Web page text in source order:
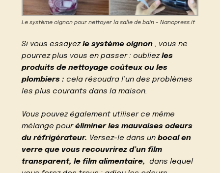
Le système oignon pour nettoyer la salle de bain – Nanopress.it
Si vous essayezle système oignon , vous ne
pourrez plus vous en passer : oubliezles
produits de nettoyage coûteux ou les
plombiers : cela résoudra l’un des problèmes
les plus courants dans la maison.
Vous pouvez également utiliser ce même
mélange pouréliminer les mauvaises odeurs
du réfrigérateur. Versez-le dans unbocal en
verre que vous recouvrirez d’un film
transparent, le film alimentaire,
dans lequel